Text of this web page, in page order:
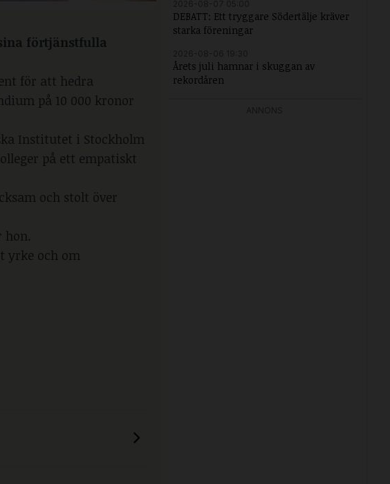
förtjänstfulla
för att hedra
på 10 000 kronor
Institutet i Stockholm
på ett empatiskt
och stolt över
hon.
yrke och om
DEBATT: Ett tryggare Södertälje kräver
starka föreningar
Årets juli hamnar i skuggan av
rekordåren